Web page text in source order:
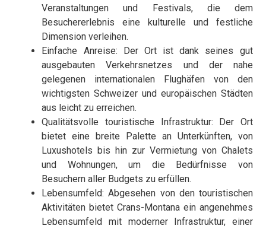
Veranstaltungen und Festivals, die dem
Besuchererlebnis eine kulturelle und festliche
Dimension verleihen.
Einfache Anreise: Der Ort ist dank seines gut
ausgebauten Verkehrsnetzes und der nahe
gelegenen internationalen Flughäfen von den
wichtigsten Schweizer und europäischen Städten
aus leicht zu erreichen.
Qualitätsvolle touristische Infrastruktur: Der Ort
bietet eine breite Palette an Unterkünften, von
Luxushotels bis hin zur Vermietung von Chalets
und Wohnungen, um die Bedürfnisse von
Besuchern aller Budgets zu erfüllen.
Lebensumfeld: Abgesehen von den touristischen
Aktivitäten bietet Crans-Montana ein angenehmes
Lebensumfeld mit moderner Infrastruktur, einer